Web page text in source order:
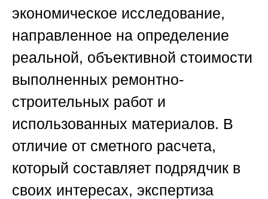
экономическое исследование,
направленное на определение
реальной, объективной стоимости
выполненных ремонтно-
строительных работ и
использованных материалов. В
отличие от сметного расчета,
который составляет подрядчик в
своих интересах, экспертиза